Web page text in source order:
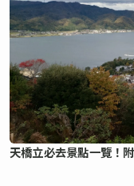
天橋立必去景點一覽！